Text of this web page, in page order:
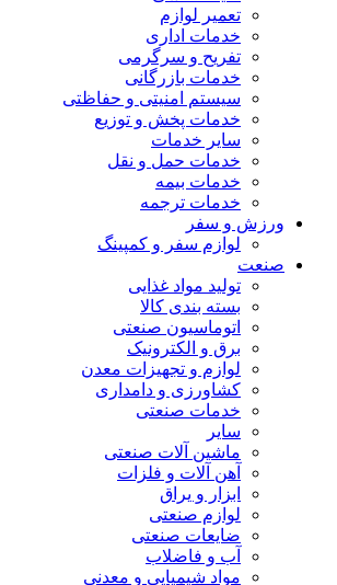
تعمیر لوازم
خدمات اداری
تفریح و سرگرمی
خدمات بازرگانی
سیستم امنیتی و حفاظتی
خدمات پخش و توزیع
سایر خدمات
خدمات حمل و نقل
خدمات بیمه
خدمات ترجمه
ورزش و سفر
لوازم سفر و کمپینگ
صنعت
تولید مواد غذایی
بسته بندی کالا
اتوماسیون صنعتی
برق و الکترونیک
لوازم و تجهیزات معدن
کشاورزی و دامداری
خدمات صنعتی
سایر
ماشین آلات صنعتی
آهن آلات و فلزات
ابزار و یراق
لوازم صنعتی
ضایعات صنعتی
آب و فاضلاب
مواد شیمیایی و معدنی